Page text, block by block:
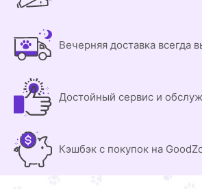
Вечерняя доставка всегда
Достойный сервис и
Кэшбэк с покупок на